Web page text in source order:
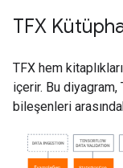
TFX
TFX hem
içerir. Bu diyagram,
bileşenleri